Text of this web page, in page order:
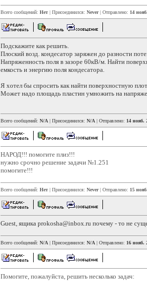
Всего сообщений: Нет | Присоединился: Never| Отправлено: 14
Подскажите как решить.
Плоский возд. кондесатор заряжен до разности
Напряженность поля в зазоре 60кВ/м. Найти
емкость и энергию поля кондесатора.
Я хотел бы спросить как найти поверхностную
Может надо площадь пластин умножить на
Всего сообщений: N/A | Присоединился: N/A | Отправлено: 14 нояб.
НАРОД!!! помогите плиз!!!
нужно срочно решение задачи №1.251
помогите!!!
Всего сообщений: Нет | Присоединился: Never| Отправлено: 15
Guest, ящика prokosha@inbox.ru почему - то не
Всего сообщений: N/A | Присоединился: N/A | Отправлено: 16 нояб.
Помогите, пожалуйста, решить несколько задач: